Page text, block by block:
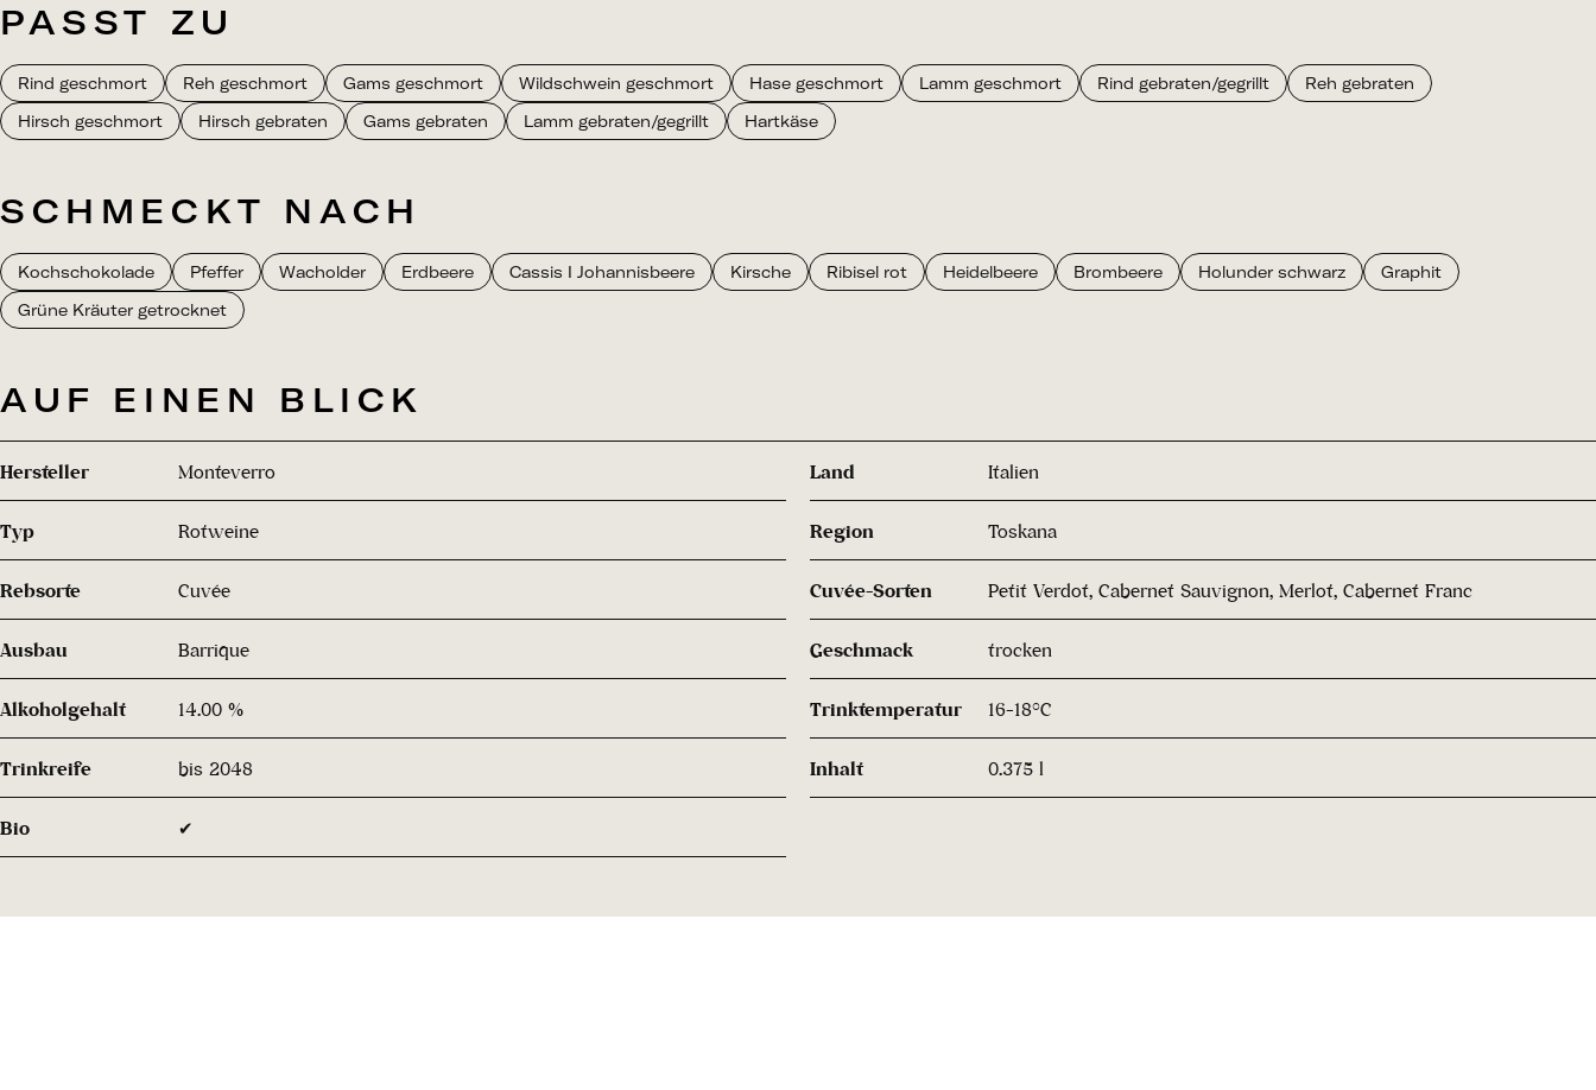
PASST ZU
Rind geschmort Reh geschmort Gams geschmort Wildschwein geschmort Hase geschmort Lamm geschmort Rind gebraten/gegrillt
Reh gebraten
Hirsch geschmort
Hirsch gebraten Gams gebraten Lamm gebraten/gegrillt Hartkäse
SCHMECKT NACH
Kochschokolade Pfeffer Wacholder Erdbeere Cassis I Johannisbeere Kirsche Ribisel rot Heidelbeere Brombeere Holunder schwarz
Graphit
Grüne Kräuter getrocknet
AUF EINEN BLICK
Hersteller Monteverro Land Italien
Typ Rotweine Region Toskana
Rebsorte Cuvée Cuvée-Sorten Petit Verdot, Cabernet Sauvignon, Merlot, Cabernet Franc
Ausbau Barrique Geschmack trocken
Alkoholgehalt 14.00 % Trinktemperatur 16-18°C
Trinkreife bis 2048 Inhalt 0.375 l
Bio ✔